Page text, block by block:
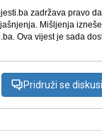
zadržava pravo
Mišljenja
Ova vijest je sada
Pridruži se